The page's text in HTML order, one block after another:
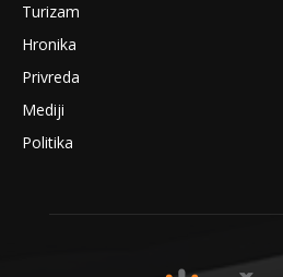
Turizam
Hronika
Privreda
Mediji
Politika